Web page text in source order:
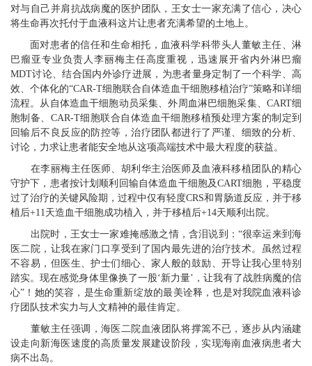
对与自己并肩抗战病魔的医护团队，王女士一家充满了信心，决心
将生命再次托付于血液科这片让患者充满希望的土地上。
面对患者的信任和生命相托，血液科学科带头人董敏主任、淋
巴瘤亚专业负责人李丽梅主任高度重视，迅速展开省内外淋巴瘤
MDT讨论、结合国内外诊疗进展，为患者量身定制 了一个科学、高
效、个体化的“CAR-T细胞联合 自体造血干细胞移植治疗”策略和详细
流程。 从 自体造血干细胞动员采集、外周血淋巴细胞采集、 CART细
胞制备、 CAR-T细胞联合自体造血干细胞移植预处理方案的制定到
回输后不良反应的防控等 ，治疗团队都进行了严谨、细致的分析、
讨论，力求让患者能安全地从这项高端技术中最大程度的获益。
在李丽梅主任医师、胡利华主治医师及血液科移植团队的精心
守护下，患者按计划顺利回输自体造血干细胞及CART细胞， 平稳度
过了治疗的关键风险期 ， 过程中仅有轻度CRS和胃肠道反应，并于移
植后+11天造血干细胞成功植入，并于移植后+14天顺利出院。
出院时，王女士一家难掩感激之情，含泪说到： “很幸运来到海
医二院，让我在家门口享受到了国内最先进的治疗技术。虽然过程
不容易，但医生、护士们细心、家人般的鼓励、开导让我心里特别
踏实。现在感觉身体里像换了一股‘新力量’，让我有了战胜病魔的信
心”！她的笑容，是生命重新绽放的最美诠释，也是对我院血液科诊
疗团队技术实力与人文精神的最佳肯定。
董敏主任强调，海医二院血液团队将撑篙不已，逐步从内涵建
设走向新海医速度的高质量发展建设阶段，实现海南血液病患者大
病不出岛。